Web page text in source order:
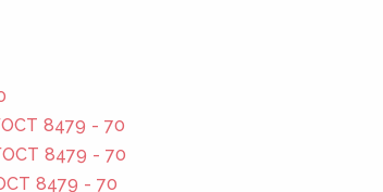
8479 - 70
8479 - 70
8479 - 70